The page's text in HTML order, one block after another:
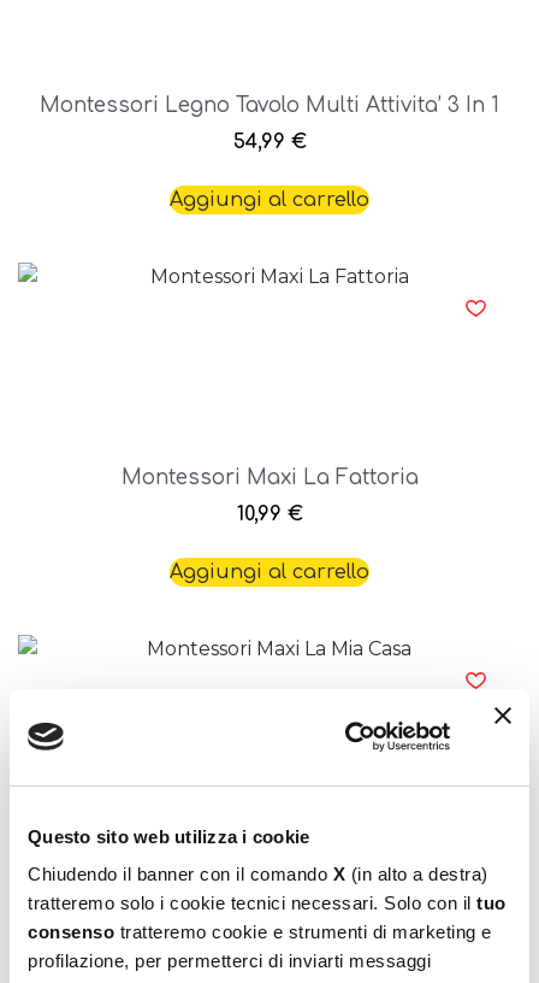
Questo sito web utilizza i cookie
Chiudendo il banner con il comando X (in alto a destra)
tratteremo solo i cookie tecnici necessari. Solo con il tuo
consenso tratteremo cookie e strumenti di marketing e
profilazione, per permetterci di inviarti messaggi
Montessori Legno Tavolo Multi Attivita’ 3 In 1
54,99 €
Aggiungi al carrello
Montessori Maxi La Fattoria
10,99 €
Aggiungi al carrello
Montessori Maxi La Mia Casa
10,99€
Aggiungi al carrello